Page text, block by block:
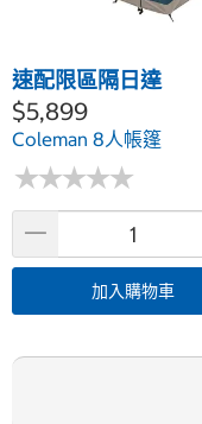
速配限區隔日達
$5,899
Coleman 8人帳篷
★★★★★
★★★★★
加入購物車